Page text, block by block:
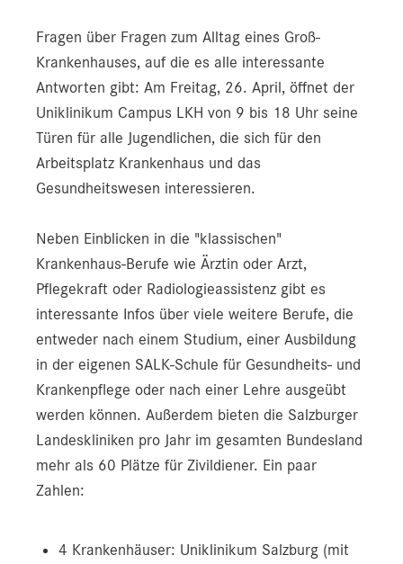
Fragen über Fragen zum Alltag eines Groß-
Krankenhauses, auf die es alle interessante
Antworten gibt: Am Freitag, 26. April, öffnet der
Uniklinikum Campus LKH von 9 bis 18 Uhr seine
Türen für alle Jugendlichen, die sich für den
Arbeitsplatz Krankenhaus und das
Gesundheitswesen interessieren.
Neben Einblicken in die "klassischen"
Krankenhaus-Berufe wie Ärztin oder Arzt,
Pflegekraft oder Radiologieassistenz gibt es
interessante Infos über viele weitere Berufe, die
entweder nach einem Studium, einer Ausbildung
in der eigenen SALK-Schule für Gesundheits- und
Krankenpflege oder nach einer Lehre ausgeübt
werden können. Außerdem bieten die Salzburger
Landeskliniken pro Jahr im gesamten Bundesland
mehr als 60 Plätze für Zivildiener. Ein paar
Zahlen:
4 Krankenhäuser: Uniklinikum Salzburg (mit